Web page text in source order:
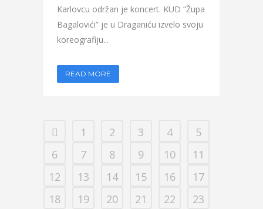
Karlovcu održan je koncert. KUD “Župa
Bagalovići” je u Draganiću izvelo svoju
koreografiju...
READ MORE
1 2 3 4
5
6
7 8 9 10
11
12
13 14 15 16
17
18
19 20 21 22 23